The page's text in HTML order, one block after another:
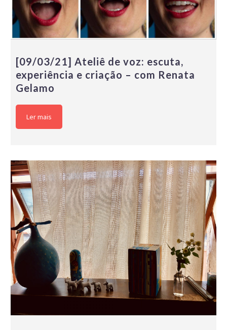
[09/03/21] Ateliê de voz: escuta,
experiência e criação – com Renata
Gelamo
Ler mais